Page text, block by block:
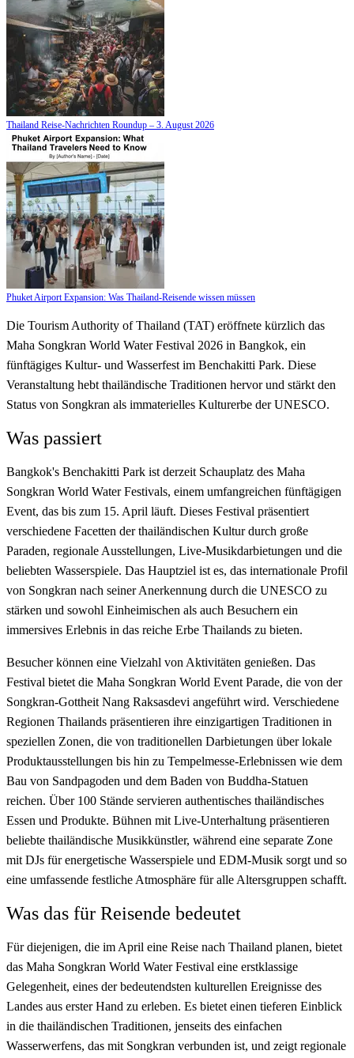
Thailand Reise-Nachrichten Roundup – 3. August 2026
Phuket Airport Expansion: Was Thailand-Reisende wissen müssen
Die Tourism Authority of Thailand (TAT) eröffnete kürzlich das
Maha Songkran World Water Festival 2026 in Bangkok, ein
fünftägiges Kultur- und Wasserfest im Benchakitti Park. Diese
Veranstaltung hebt thailändische Traditionen hervor und stärkt den
Status von Songkran als immaterielles Kulturerbe der UNESCO.
Was passiert
Bangkok's Benchakitti Park ist derzeit Schauplatz des Maha
Songkran World Water Festivals, einem umfangreichen fünftägigen
Event, das bis zum 15. April läuft. Dieses Festival präsentiert
verschiedene Facetten der thailändischen Kultur durch große
Paraden, regionale Ausstellungen, Live-Musikdarbietungen und die
beliebten Wasserspiele. Das Hauptziel ist es, das internationale Profil
von Songkran nach seiner Anerkennung durch die UNESCO zu
stärken und sowohl Einheimischen als auch Besuchern ein
immersives Erlebnis in das reiche Erbe Thailands zu bieten.
Besucher können eine Vielzahl von Aktivitäten genießen. Das
Festival bietet die Maha Songkran World Event Parade, die von der
Songkran-Gottheit Nang Raksasdevi angeführt wird. Verschiedene
Regionen Thailands präsentieren ihre einzigartigen Traditionen in
speziellen Zonen, die von traditionellen Darbietungen über lokale
Produktausstellungen bis hin zu Tempelmesse-Erlebnissen wie dem
Bau von Sandpagoden und dem Baden von Buddha-Statuen
reichen. Über 100 Stände servieren authentisches thailändisches
Essen und Produkte. Bühnen mit Live-Unterhaltung präsentieren
beliebte thailändische Musikkünstler, während eine separate Zone
mit DJs für energetische Wasserspiele und EDM-Musik sorgt und so
eine umfassende festliche Atmosphäre für alle Altersgruppen schafft.
Was das für Reisende bedeutet
Für diejenigen, die im April eine Reise nach Thailand planen, bietet
das Maha Songkran World Water Festival eine erstklassige
Gelegenheit, eines der bedeutendsten kulturellen Ereignisse des
Landes aus erster Hand zu erleben. Es bietet einen tieferen Einblick
in die thailändischen Traditionen, jenseits des einfachen
Wasserwerfens, das mit Songkran verbunden ist, und zeigt regionale